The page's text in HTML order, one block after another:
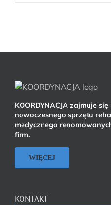
KOORDYNACJA zajmuje
nowoczesnego sprzętu
medycznego
firm.
WIĘCEJ
KONTAKT